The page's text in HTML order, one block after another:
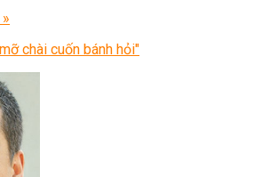
chài cuốn bánh hỏi"